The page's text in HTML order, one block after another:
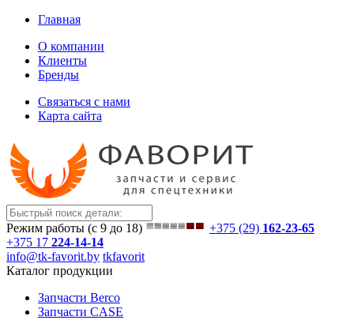
Главная
О компании
Клиенты
Бренды
Связаться с нами
Карта сайта
Режим работы (с 9 до 18) +375 (29) 162-23-65
+375 17 224-14-14
info@tk-favorit.by tkfavorit
Каталог продукции
Запчасти Berco
Запчасти CASE